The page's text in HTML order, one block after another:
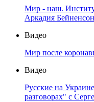
Мир - наш.
Аркадия
Видео
Мир после
Видео
Русские на
разговорах" с